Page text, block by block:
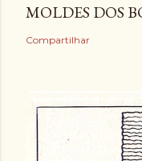
MOLDES DOS
Compartilhar